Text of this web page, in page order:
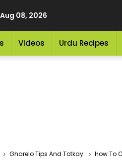
08, 2026
Videos Urdu Recipes
Gharelo Tips And Totkay How To